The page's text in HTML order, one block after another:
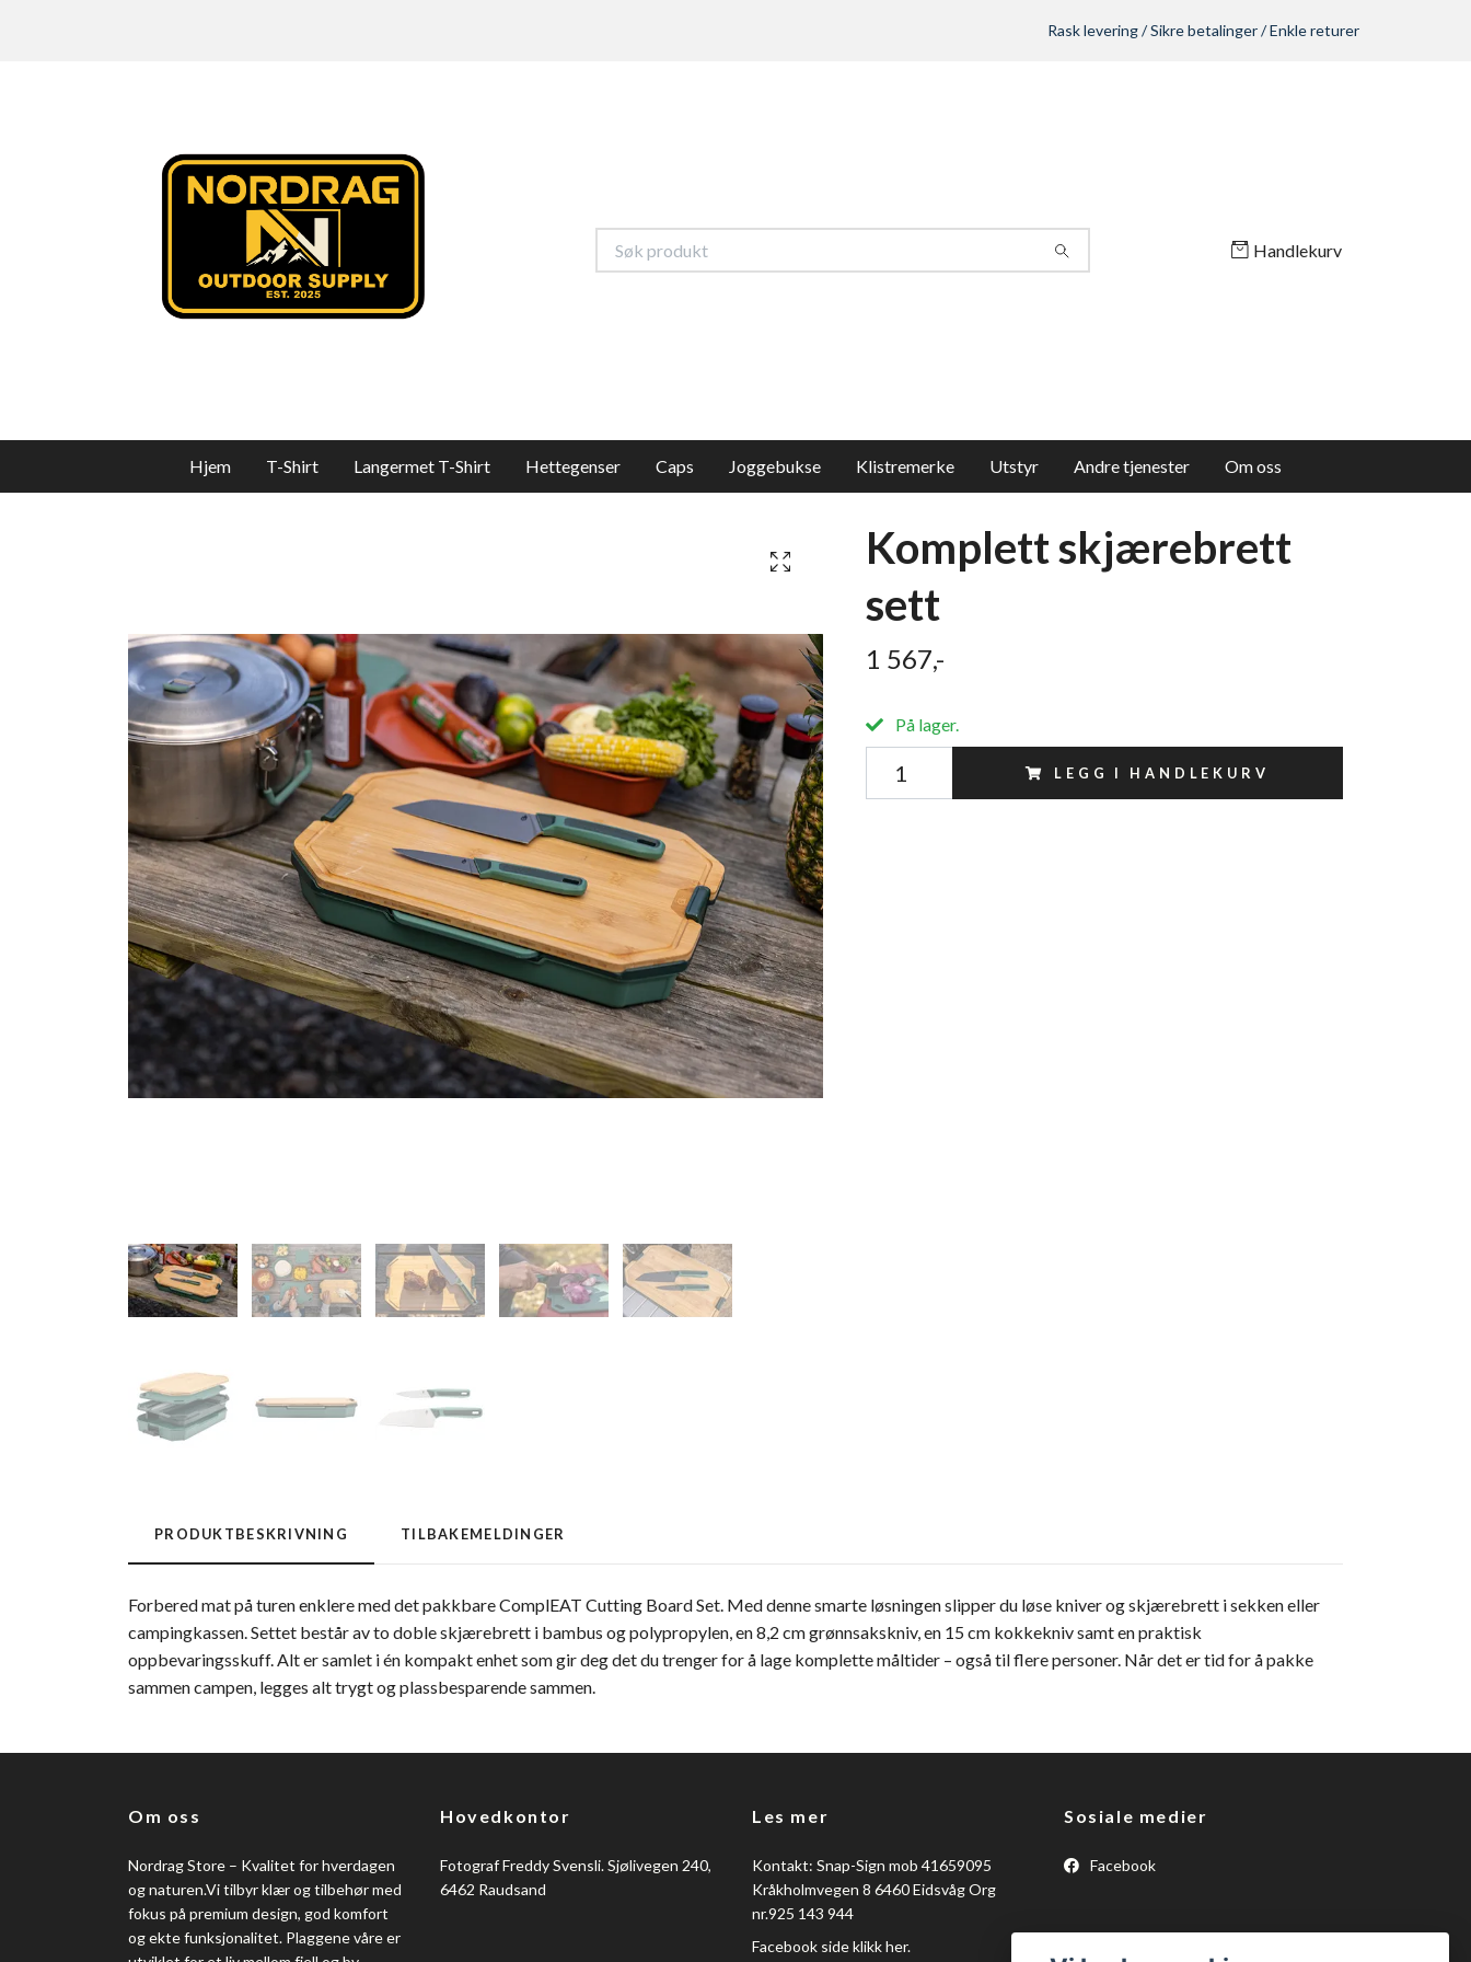
Rask levering / Sikre betalinger / Enkle returer
Handlekurv
Hjem T-Shirt Langermet T-Shirt Hettegenser Caps Joggebukse Klistremerke Utstyr Andre tjenester Om oss
Komplett skjærebrett
sett
1 567,-
På lager.
LEGG I HANDLEKURV
PRODUKTBESKRIVNING TILBAKEMELDINGER
Forbered mat på turen enklere med det pakkbare ComplEAT Cutting Board Set. Med denne smarte løsningen slipper du løse kniver og skjærebrett i sekken eller
campingkassen. Settet består av to doble skjærebrett i bambus og polypropylen, en 8,2 cm grønnsakskniv, en 15 cm kokkekniv samt en praktisk
oppbevaringsskuff. Alt er samlet i én kompakt enhet som gir deg det du trenger for å lage komplette måltider – også til flere personer. Når det er tid for å pakke
sammen campen, legges alt trygt og plassbesparende sammen.
Om oss
Nordrag Store – Kvalitet for hverdagen
og naturen.Vi tilbyr klær og tilbehør med
fokus på premium design, god komfort
og ekte funksjonalitet. Plaggene våre er
Hovedkontor
Fotograf Freddy Svensli. Sjølivegen 240,
6462 Raudsand
Les mer
Kontakt: Snap-Sign mob 41659095
Kråkholmvegen 8 6460 Eidsvåg Org
nr.925 143 944
Facebook side klikk her.
Sosiale medier
Facebook